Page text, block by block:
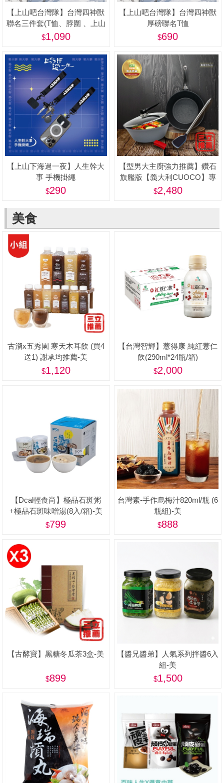
【上山吧台灣隊】台灣四神獸
聯名三件套(T恤、脖圍 、上山
下海鑰匙圈)
1,090
【上山吧台灣隊】台灣四神獸
厚磅聯名T恤
690
【上山下海過一夜】人生幹大
事 手機掛繩
290
【型男大主廚強力推薦】鑽石
旗艦版【義大利CUOCO】專
利石墨烯S3-IH深煎炒鍋
2,480
美食
古溜x五秀園 寒天木耳飲 (買4
送1) 謝承均推薦-美
1,120
【台灣智輝】薏得康 純紅薏仁
飲(290ml*24瓶/箱)
2,000
【Dcal輕食尚】極品石斑粥
+極品石斑味噌湯(8入/箱)-美
799
台灣素-手作烏梅汁820ml/瓶 (6
瓶組)-美
888
【古酵寶】黑糖冬瓜茶3盒-美
899
【醬兄醬弟】人氣系列拌醬6入
組-美
1,500